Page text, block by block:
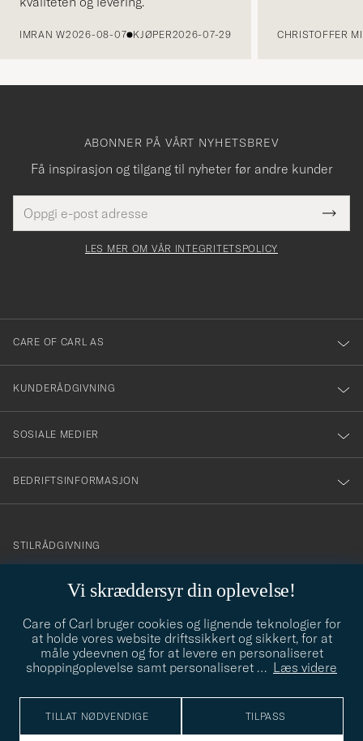
IMRAN W2026-08-07 KJØPER2026-07-29 CHRISTOFFER
Vi skræddersyr din oplevelse!
Care of Carl bruger cookies og lignende teknologier for
at holde vores website driftssikkert og sikkert, for at
måle ydeevnen og for at levere en personaliseret
shoppingoplevelse samt personaliseret … Læs videre
TILLAT NØDVENDIGE TILPASS
ABONNER PÅ VÅRT NYHETSBREV
Få inspirasjon og tilgang til nyheter før andre kunder
postadresse
felt
Tack
för
dig
till
vårt
nyhetsbrev!
LES MER OM VÅR INTEGRITETSPOLICY
CARE OF CARL AS
KUNDERÅDGIVNING
SOSIALE MEDIER
BEDRIFTSINFORMASJON
info@careofcarl.no
STILRÅDGIVNING
STILRÅDGIVNING
© Care of Carl 2026